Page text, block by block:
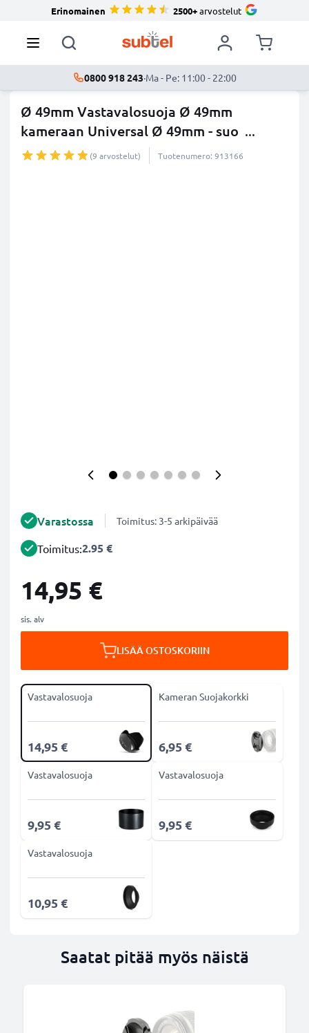
Erinomainen 2500+arvostelut
0800 918 243·Ma - Pe: 11:00 - 22:00
Ø 49mm Vastavalosuoja Ø 49mm
kameraan Universal Ø 49mm - suo ...
lisää
(9 arvostelut) Tuotenumero: 913166
Varastossa Toimitus: 3-5 arkipäivää
Toimitus:2.95 €
14,95 €
sis. alv
LISÄÄ OSTOSKORIIN
Vastavalosuoja
14,95 €
Kameran Suojakorkki
6,95 €
Vastavalosuoja
9,95 €
Vastavalosuoja
9,95 €
Vastavalosuoja
10,95 €
Saatat pitää myös näistä